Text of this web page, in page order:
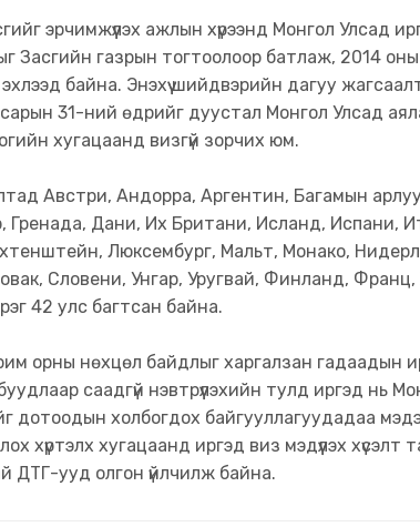
эрчимжүүлэх ажлын хүрээнд Монгол Улсад
Засгийн газрын тогтоолоор батлаж, 2014
байна. Энэхүү шийдвэрийн дагуу
31-ний өдрийг дуустал Монгол Улсад
хугацаанд визгүй зорчих юм.
Австри, Андорра, Аргентин, Багамын
Гренада, Дани, Их Британи, Исланд, Испани,
Люксембург, Мальт, Монако,
Словени, Унгар, Уругвай, Финланд,
42 улс багтсан байна.
орны нөхцөл байдлыг харгалзан гадаадын
саадгүй нэвтрүүлэхийн тулд иргэд нь
дотоодын холбогдох байгууллагуудадаа
хүртэлх хугацаанд иргэд виз мэдүүлэх
ДТГ-ууд олгон үйлчилж байна.